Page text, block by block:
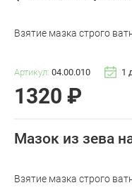
Взятие мазка строго
Артикул: 04.00.010 1
1320 ₽
Мазок из зева
Взятие мазка строго